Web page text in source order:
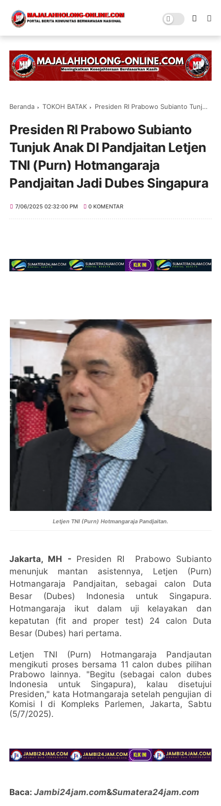
Beranda TOKOH BATAK Presiden RI Prabowo Subianto Tunjuk Anak DI Pandjaitan Letjen TNI (Purn) Hotmangaraja Pandjaitan Jadi Dubes Singapura
Presiden RI Prabowo Subianto
Tunjuk Anak DI Pandjaitan Letjen
TNI (Purn) Hotmangaraja
Pandjaitan Jadi Dubes Singapura
7/06/2025 02:32:00 PM 0 KOMENTAR
Letjen TNI (Purn) Hotmangaraja Pandjaitan.
Jakarta, MH - Presiden RI Prabowo Subianto
menunjuk mantan asistennya, Letjen (Purn)
Hotmangaraja Pandjaitan, sebagai calon Duta
Besar (Dubes) Indonesia untuk Singapura.
Hotmangaraja ikut dalam uji kelayakan dan
kepatutan (fit and proper test) 24 calon Duta
Besar (Dubes) hari pertama.
Letjen TNI (Purn) Hotmangaraja Pandjautan
mengikuti proses bersama 11 calon dubes pilihan
Prabowo lainnya. "Begitu (sebagai calon dubes
Indonesia untuk Singapura), kalau disetujui
Presiden," kata Hotmangaraja setelah pengujian di
Komisi I di Kompleks Parlemen, Jakarta, Sabtu
(5/7/2025).
Baca:Jambi24jam.com&Sumatera24jam.com